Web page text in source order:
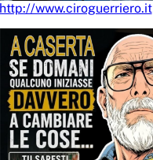
http://www.ciroguerriero.it